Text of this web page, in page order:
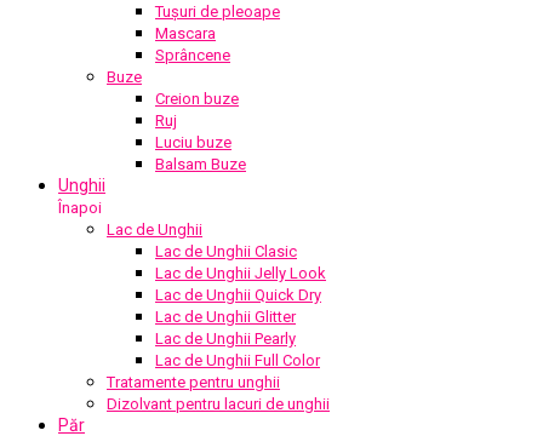
Tușuri de pleoape
Mascara
Sprâncene
Buze
Creion buze
Ruj
Luciu buze
Balsam Buze
Unghii
Înapoi
Lac de Unghii
Lac de Unghii Clasic
Lac de Unghii Jelly Look
Lac de Unghii Quick Dry
Lac de Unghii Glitter
Lac de Unghii Pearly
Lac de Unghii Full Color
Tratamente pentru unghii
Dizolvant pentru lacuri de unghii
Păr